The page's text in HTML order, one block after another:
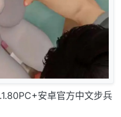
安卓官方中文步兵